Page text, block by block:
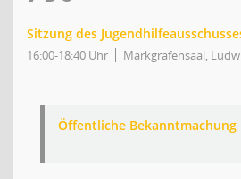
Sitzung des
16:00-18:40 Uhr Markgrafensaal,
Öffentliche Bekanntmachung